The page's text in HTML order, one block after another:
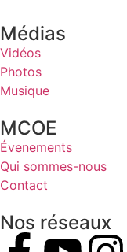
Médias
Vidéos
Photos
Musique
MCOE
Évenements
Qui sommes-nous
Contact
Nos réseaux